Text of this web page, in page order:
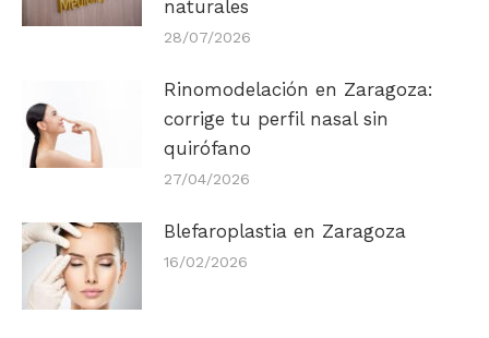
naturales
28/07/2026
Rinomodelación en Zaragoza:
corrige tu perfil nasal sin
quirófano
27/04/2026
Blefaroplastia en Zaragoza
16/02/2026